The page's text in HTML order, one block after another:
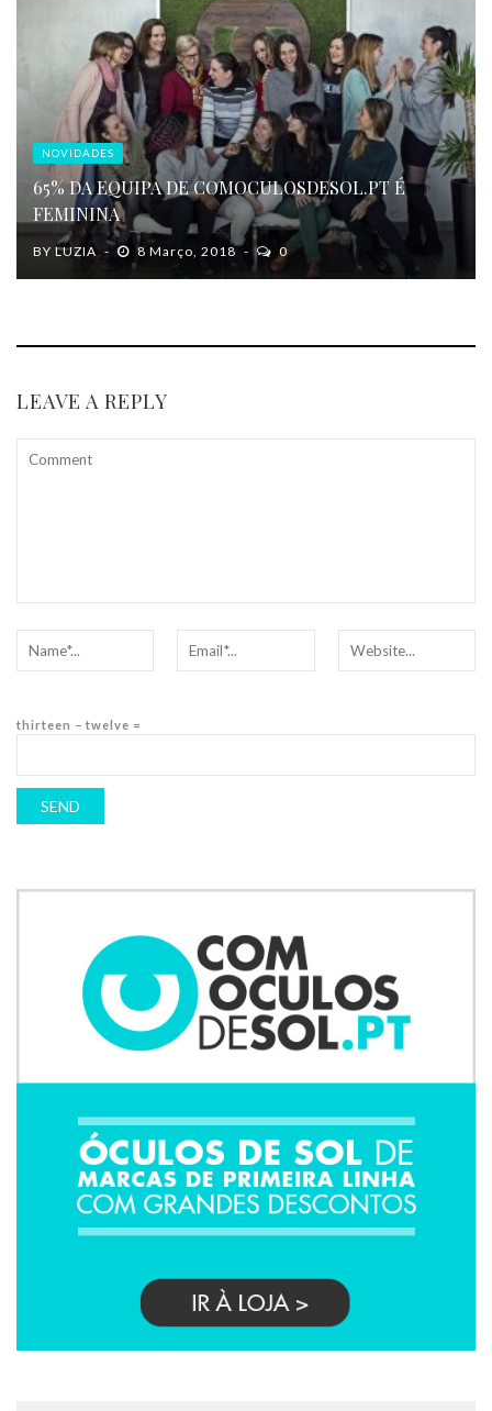
NOVIDADES
65% DA EQUIPA DE COMOCULOSDESOL.PT É
FEMININA
BY LUZIA 8 Março, 2018 0
LEAVE A REPLY
thirteen − twelve =